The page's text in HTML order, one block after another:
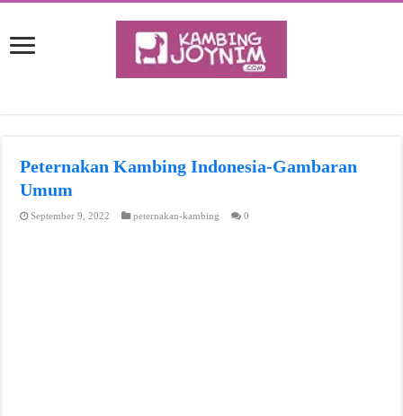
Peternakan Kambing Indonesia-Gambaran
Umum
September 9, 2022 peternakan-kambing 0